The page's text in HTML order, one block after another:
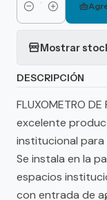
Cantidad
Mostrar
DESCRIPCIÓN
FLUXOMETRO
excelente
institucional para
Se instala en la
espacios
con entrada de